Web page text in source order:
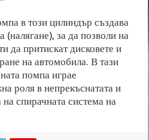
в този цилиндър създава
(налягане), за да позволи на
да притискат дисковете и
на автомобила. В тази
помпа играе
роля в непрекъснатата и
на спирачната система на